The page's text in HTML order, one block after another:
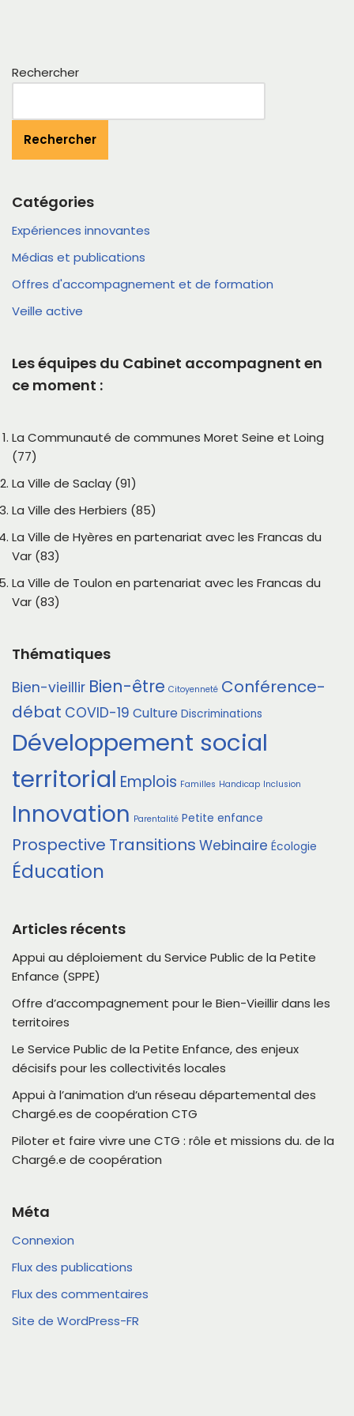
Rechercher
Rechercher
Catégories
Expériences innovantes
Médias et publications
Offres d'accompagnement et de formation
Veille active
Les équipes du Cabinet accompagnent en
ce moment :
La Communauté de communes Moret Seine et Loing
(77)
La Ville de Saclay (91)
La Ville des Herbiers (85)
La Ville de Hyères en partenariat avec les Francas du
Var (83)
La Ville de Toulon en partenariat avec les Francas du
Var (83)
Thématiques
Bien-vieillir Bien-être Citoyenneté Conférence-
débat COVID-19 Culture Discriminations
Développement social
territorial Emplois Familles Handicap Inclusion
Innovation Parentalité Petite enfance
Prospective Transitions Webinaire Écologie
Éducation
Articles récents
Appui au déploiement du Service Public de la Petite
Enfance (SPPE)
Offre d’accompagnement pour le Bien-Vieillir dans les
territoires
Le Service Public de la Petite Enfance, des enjeux
décisifs pour les collectivités locales
Appui à l’animation d’un réseau départemental des
Chargé.es de coopération CTG
Piloter et faire vivre une CTG : rôle et missions du. de la
Chargé.e de coopération
Méta
Connexion
Flux des publications
Flux des commentaires
Site de WordPress-FR